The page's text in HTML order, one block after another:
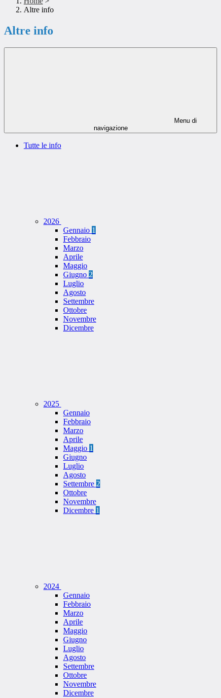
Altre info
Altre info
Menu di
navigazione
Tutte le info
2026
Gennaio 1
Febbraio
Marzo
Aprile
Maggio
Giugno 2
Luglio
Agosto
Settembre
Ottobre
Novembre
Dicembre
2025
Gennaio
Febbraio
Marzo
Aprile
Maggio 1
Giugno
Luglio
Agosto
Settembre 2
Ottobre
Novembre
Dicembre 1
2024
Gennaio
Febbraio
Marzo
Aprile
Maggio
Giugno
Luglio
Agosto
Settembre
Ottobre
Novembre
Dicembre